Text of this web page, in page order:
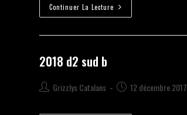
Continuer La Lecture
2018 d2 sud b
Grizzlys Catalans 12 décembre 2017